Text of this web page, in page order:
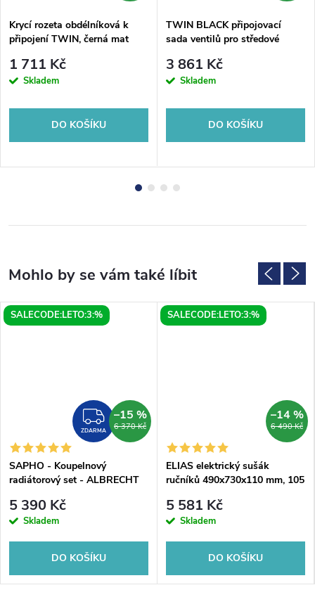
Krycí rozeta obdélníková k
připojení TWIN, černá mat
1 711 Kč
Skladem
DO KOŠÍKU
TWIN BLACK připojovací
sada ventilů pro středové
3 861 Kč
Skladem
DO KOŠÍKU
SALECODE:LETO:3:%
ZDARMA
ZDARMA 6 370 Kč
–15 %
SAPHO - Koupelnový
radiátorový set - ALBRECHT
sada, krycí rozety, středové
připojení, Bílá
5 390 Kč
Skladem
DO KOŠÍKU
SALECODE:LETO:3:%
6 490 Kč
–14 %
ELIAS elektrický sušák
ručníků 490x730x110 mm, 105
5 581 Kč
Skladem
DO KOŠÍKU